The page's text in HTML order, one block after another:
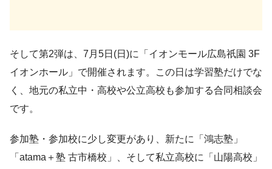
そして第2弾は、7月5日(日)に「イオンモール広島祇園 3F
イオンホール」で開催されます。この日は学習塾だけでな
く、地元の私立中・高校や公立高校も参加する合同相談会
です。
参加塾・参加校に少し変更があり、新たに「鴻志塾」
「atama＋塾 古市橋校」、そして私立高校に「山陽高校」